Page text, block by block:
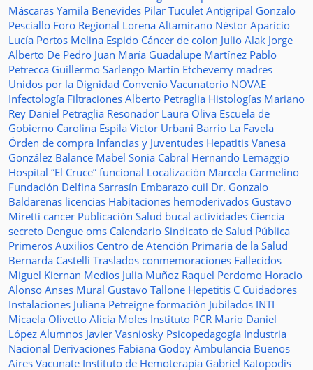
Máscaras Yamila Benevides Pilar Tuculet Antigripal Gonzalo
Pesciallo Foro Regional Lorena Altamirano Néstor Aparicio
Lucía Portos Melina Espido Cáncer de colon Julio Alak Jorge
Alberto De Pedro Juan María Guadalupe Martínez Pablo
Petrecca Guillermo Sarlengo Martín Etcheverry madres
Unidos por la Dignidad Convenio Vacunatorio NOVAE
Infectología Filtraciones Alberto Petraglia Histologías Mariano
Rey Daniel Petraglia Resonador Laura Oliva Escuela de
Gobierno Carolina Espila Victor Urbani Barrio La Favela
Órden de compra Infancias y Juventudes Hepatitis Vanesa
González Balance Mabel Sonia Cabral Hernando Lemaggio
Hospital “El Cruce” funcional Localización Marcela Carmelino
Fundación Delfina Sarrasín Embarazo cuil Dr. Gonzalo
Baldarenas licencias Habitaciones hemoderivados Gustavo
Miretti cancer Publicación Salud bucal actividades Ciencia
secreto Dengue oms Calendario Sindicato de Salud Pública
Primeros Auxilios Centro de Atención Primaria de la Salud
Bernarda Castelli Traslados conmemoraciones Fallecidos
Miguel Kiernan Medios Julia Muñoz Raquel Perdomo Horacio
Alonso Anses Mural Gustavo Tallone Hepetitis C Cuidadores
Instalaciones Juliana Petreigne formación Jubilados INTI
Micaela Olivetto Alicia Moles Instituto PCR Mario Daniel
López Alumnos Javier Vasniosky Psicopedagogía Industria
Nacional Derivaciones Fabiana Godoy Ambulancia Buenos
Aires Vacunate Instituto de Hemoterapia Gabriel Katopodis